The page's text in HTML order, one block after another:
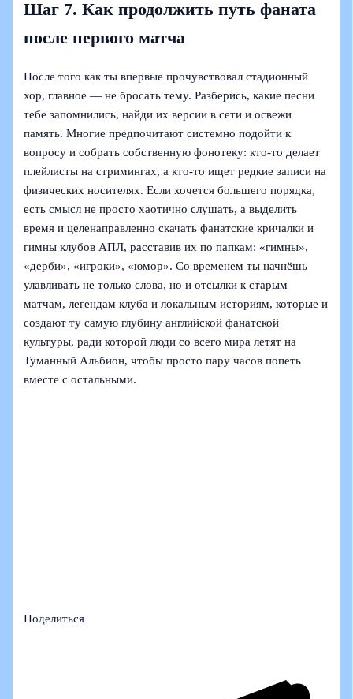
Шаг 7. Как продолжить путь фаната
после первого матча
После того как ты впервые прочувствовал стадионный
хор, главное — не бросать тему. Разберись, какие песни
тебе запомнились, найди их версии в сети и освежи
память. Многие предпочитают системно подойти к
вопросу и собрать собственную фонотеку: кто‑то делает
плейлисты на стримингах, а кто‑то ищет редкие записи на
физических носителях. Если хочется большего порядка,
есть смысл не просто хаотично слушать, а выделить
время и целенаправленно скачать фанатские кричалки и
гимны клубов АПЛ, расставив их по папкам: «гимны»,
«дерби», «игроки», «юмор». Со временем ты начнёшь
улавливать не только слова, но и отсылки к старым
матчам, легендам клуба и локальным историям, которые и
создают ту самую глубину английской фанатской
культуры, ради которой люди со всего мира летят на
Туманный Альбион, чтобы просто пару часов попеть
вместе с остальными.
Поделиться